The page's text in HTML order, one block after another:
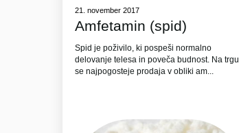
21. november 2017
Amfetamin (spid)
Spid je poživilo, ki pospeši normalno
delovanje telesa in poveča budnost. Na trgu
se najpogosteje prodaja v obliki am...